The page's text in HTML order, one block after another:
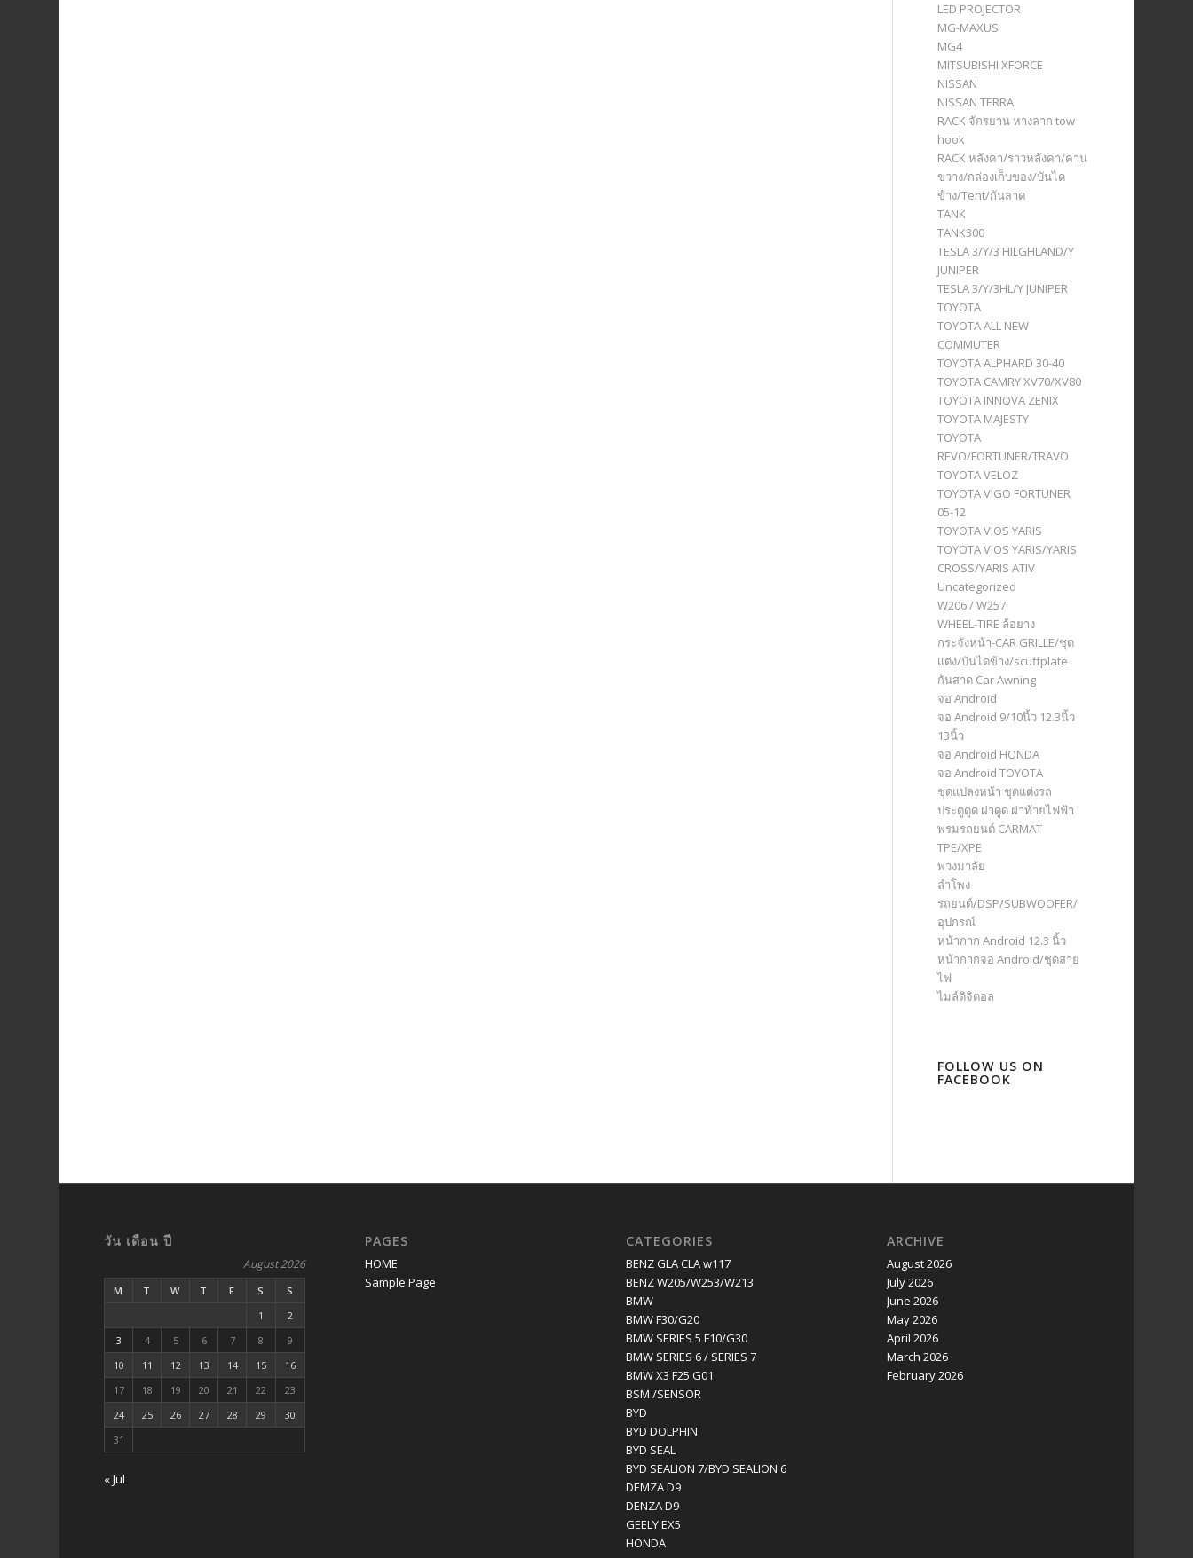
LED PROJECTOR
MG-MAXUS
MG4
MITSUBISHI XFORCE
NISSAN
NISSAN TERRA
RACK จักรยาน หางลาก tow
hook
RACK หลังคา/ราวหลังคา/คาน
ขวาง/กล่องเก็บของ/บันได
ข้าง/Tent/กันสาด
TANK
TANK300
TESLA 3/Y/3 HILGHLAND/Y
JUNIPER
TESLA 3/Y/3HL/Y JUNIPER
TOYOTA
TOYOTA ALL NEW
COMMUTER
TOYOTA ALPHARD 30-40
TOYOTA CAMRY XV70/XV80
TOYOTA INNOVA ZENIX
TOYOTA MAJESTY
TOYOTA
REVO/FORTUNER/TRAVO
TOYOTA VELOZ
TOYOTA VIGO FORTUNER
05-12
TOYOTA VIOS YARIS
TOYOTA VIOS YARIS/YARIS
CROSS/YARIS ATIV
Uncategorized
W206 / W257
WHEEL-TIRE ล้อยาง
กระจังหน้า-CAR GRILLE/ชุด
แต่ง/บันไดข้าง/scuffplate
กันสาด Car Awning
จอ Android
จอ Android 9/10นิ้ว 12.3นิ้ว
13นิ้ว
จอ Android HONDA
จอ Android TOYOTA
ชุดแปลงหน้า ชุดแต่งรถ
ประตูดูด ฝาดูด ฝาท้ายไฟฟ้า
พรมรถยนต์ CARMAT
TPE/XPE
พวงมาลัย
ลำโพง
รถยนต์/DSP/SUBWOOFER/
อุปกรณ์
หน้ากาก Android 12.3 นิ้ว
หน้ากากจอ Android/ชุดสาย
ไฟ
ไมล์ดิจิตอล
FOLLOW US ON
FACEBOOK
วัน เดือน ปี
August 2026
M T W T F S
S
1
2
3
4 5 6 7 8
9
10
11 12 13 14 15
16
17
18 19 20 21 22
23
24
25 26 27 28 29
30
31
« Jul
PAGES
HOME
Sample Page
CATEGORIES
BENZ GLA CLA w117
BENZ W205/W253/W213
BMW
BMW F30/G20
BMW SERIES 5 F10/G30
BMW SERIES 6 / SERIES 7
BMW X3 F25 G01
BSM /SENSOR
BYD
BYD DOLPHIN
BYD SEAL
BYD SEALION 7/BYD SEALION 6
DEMZA D9
DENZA D9
GEELY EX5
HONDA
ARCHIVE
August 2026
July 2026
June 2026
May 2026
April 2026
March 2026
February 2026